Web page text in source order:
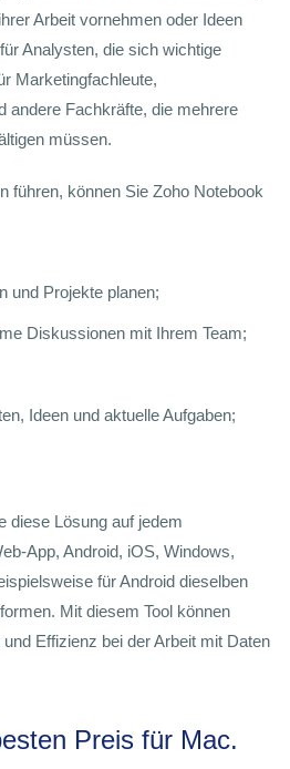
Arbeit vornehmen oder Ideen
Analysten, die sich wichtige
Marketingfachleute,
andere Fachkräfte, die mehrere
müssen.
führen, können Sie Zoho Notebook
und Projekte planen;
Diskussionen mit Ihrem Team;
Ideen und aktuelle Aufgaben;
diese Lösung auf jedem
App, Android, iOS, Windows,
für Android dieselben
Mit diesem Tool können
Effizienz bei der Arbeit mit Daten
Preis für Mac.